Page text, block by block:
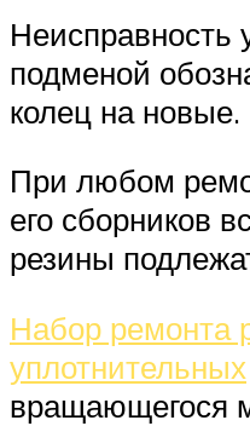
Неисправность
подменой
колец на новые.
При любом
его сборников
резины
Набор ремонта
уплотнительных
вращающегося